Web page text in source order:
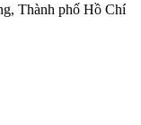
Thành phố Hồ Chí